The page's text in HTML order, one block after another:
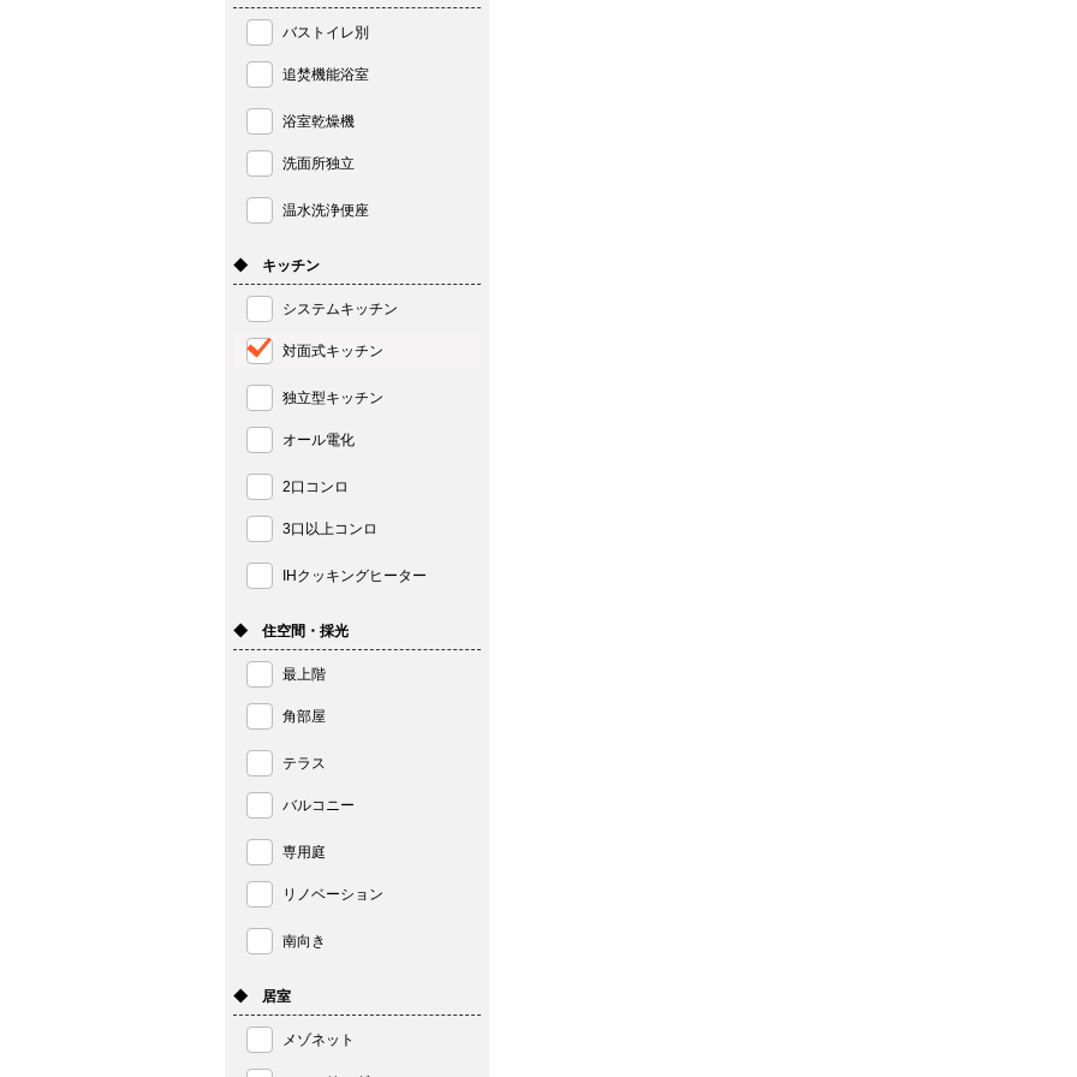
バストイレ別
追焚機能浴室
浴室乾燥機
洗面所独立
温水洗浄便座
◆ キッチン
システムキッチン
対面式キッチン
独立型キッチン
オール電化
2口コンロ
3口以上コンロ
IHクッキングヒーター
◆ 住空間・採光
最上階
角部屋
テラス
バルコニー
専用庭
リノベーション
南向き
◆ 居室
メゾネット